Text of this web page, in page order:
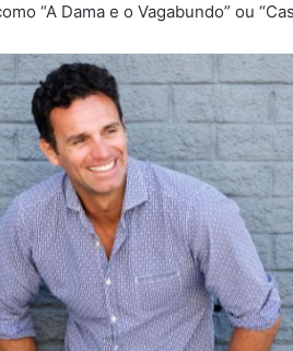
“A Dama e o Vagabundo” ou